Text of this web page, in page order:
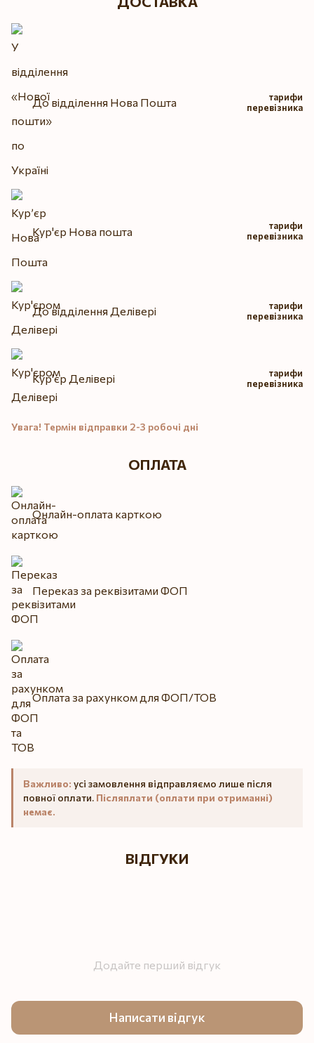
До відділення Нова Пошта
тарифи
перевізника
Кур'єр Нова пошта
тарифи
перевізника
До відділення Делівері
тарифи
перевізника
Кур'єр Делівері
тарифи
перевізника
Увага! Термін відправки 2-3 робочі дні
ОПЛАТА
Онлайн-оплата карткою
Переказ за реквізитами ФОП
Оплата за рахунком для ФОП/ТОВ
Важливо: усі замовлення відправляємо лише після
повної оплати. Післяплати (оплати при отриманні)
немає.
ВІДГУКИ
Додайте перший відгук
Написати відгук